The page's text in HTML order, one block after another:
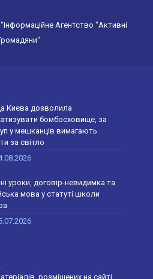
Агентство "Активні
Києва дозволила
бомбосховище, за
у мешканців вимагають
за світло
уроки, договір-невидимка та
мова у статуті школи
розміщених на сайті,